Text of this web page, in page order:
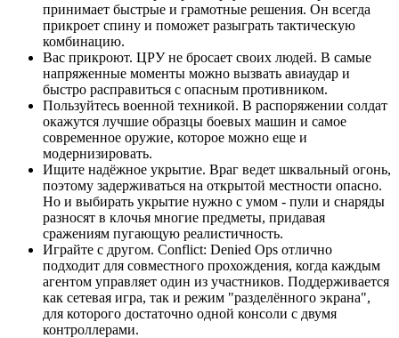
принимает быстрые и грамотные решения. Он всегда
прикроет спину и поможет разыграть тактическую
комбинацию.
Вас прикроют. ЦРУ не бросает своих людей. В самые
напряженные моменты можно вызвать авиаудар и
быстро расправиться с опасным противником.
Пользуйтесь военной техникой. В распоряжении солдат
окажутся лучшие образцы боевых машин и самое
современное оружие, которое можно еще и
модернизировать.
Ищите надёжное укрытие. Враг ведет шквальный огонь,
поэтому задерживаться на открытой местности опасно.
Но и выбирать укрытие нужно с умом - пули и снаряды
разносят в клочья многие предметы, придавая
сражениям пугающую реалистичность.
Играйте с другом. Conflict: Denied Ops отлично
подходит для совместного прохождения, когда каждым
агентом управляет один из участников. Поддерживается
как сетевая игра, так и режим "разделённого экрана",
для которого достаточно одной консоли с двумя
контроллерами.